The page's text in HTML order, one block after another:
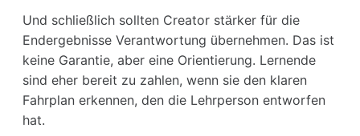
Und schließlich sollten Creator stärker für die
Endergebnisse Verantwortung übernehmen. Das ist
keine Garantie, aber eine Orientierung. Lernende
sind eher bereit zu zahlen, wenn sie den klaren
Fahrplan erkennen, den die Lehrperson entworfen
hat.